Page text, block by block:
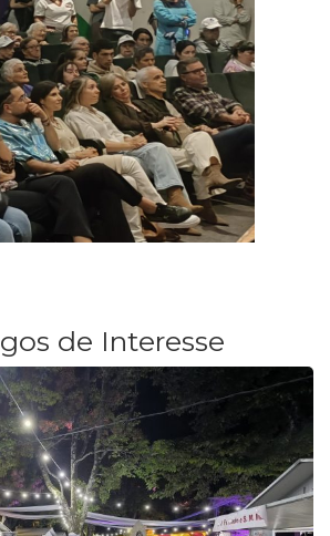
de Interesse